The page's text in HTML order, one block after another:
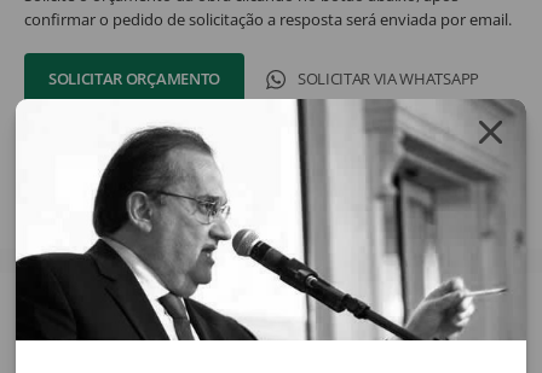
confirmar o pedido de solicitação a resposta será enviada por email.
SOLICITAR ORÇAMENTO SOLICITAR VIA WHATSAPP
Veja também